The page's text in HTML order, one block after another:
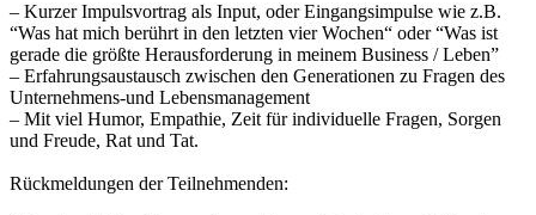
– Kurzer Impulsvortrag als Input, oder Eingangsimpulse wie z.B.
“Was hat mich berührt in den letzten vier Wochen“ oder “Was ist
gerade die größte Herausforderung in meinem Business / Leben”
– Erfahrungsaustausch zwischen den Generationen zu Fragen des
Unternehmens-und Lebensmanagement
– Mit viel Humor, Empathie, Zeit für individuelle Fragen, Sorgen
und Freude, Rat und Tat.
Rückmeldungen der Teilnehmenden: